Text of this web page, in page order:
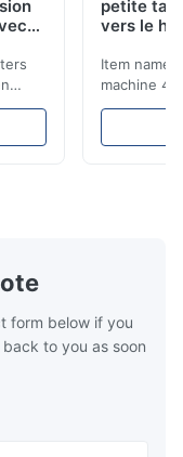
R&D,
petite
vers le
Item name
machine 4-
max format
choose
form below if you
to you as soon